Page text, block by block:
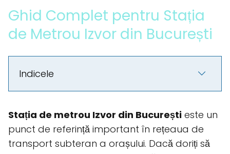
Ghid Complet pentru Stația
de Metrou Izvor din București
Indicele
Stația de metrou Izvor din București este un
punct de referință important în rețeaua de
transport subteran a orașului. Dacă doriți să